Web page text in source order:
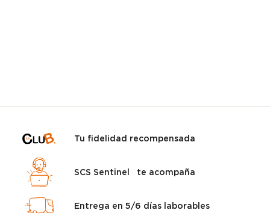
Tu fidelidad recompensada
SCS Sentinel te acompaña
Entrega en 5/6 días laborables